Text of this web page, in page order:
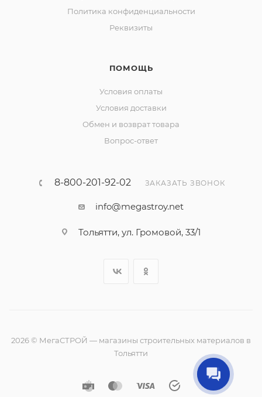
Политика конфиденциальности
Реквизиты
ПОМОЩЬ
Условия оплаты
Условия доставки
Обмен и возврат товара
Вопрос-ответ
8-800-201-92-02 ЗАКАЗАТЬ ЗВОНОК
info@megastroy.net
Тольятти, ул. Громовой, 33/1
2026 © МегаСТРОЙ — магазины строительных материалов в
Тольятти